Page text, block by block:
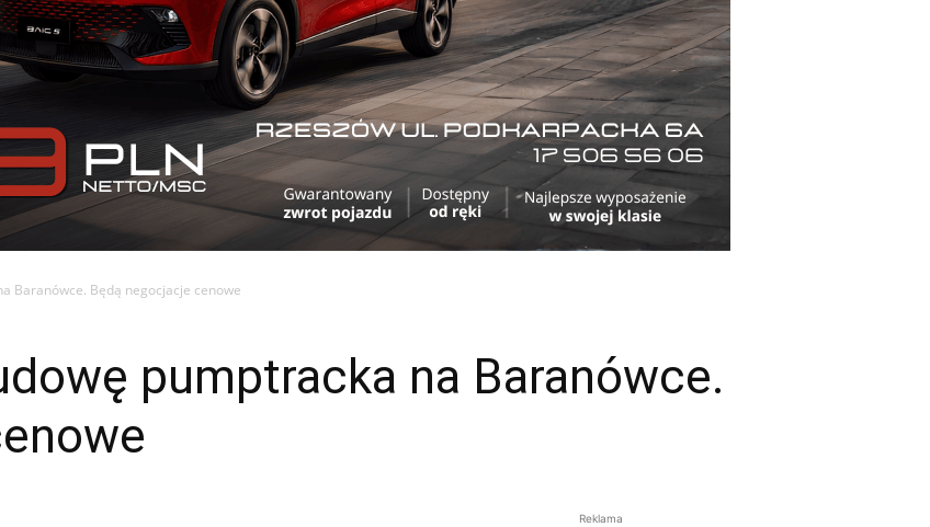
Baranówce. Będą negocjacje cenowe
pumptracka na Baranówce.
Reklama